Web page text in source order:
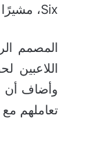
Six، مشيرًا إلى أنهم استمتعوا كثيرًا بمشاهدة المجتمع وهو يكتشف الطور ويتفاعل معه خلال الفترة الماضية.
اللاعبين
وأضاف أن
تعاملهم مع